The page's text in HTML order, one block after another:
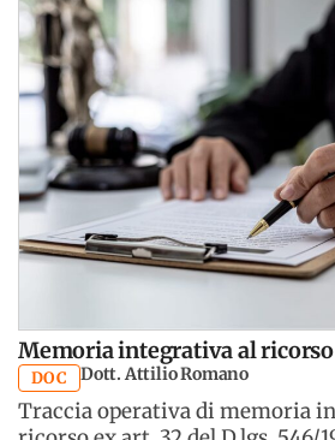
Memoria integrativa al ricorso
DOC Dott. Attilio Romano
Traccia operativa di memoria